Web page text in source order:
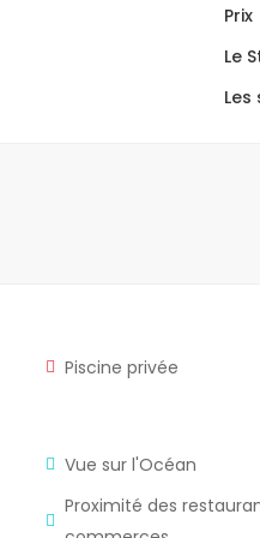
Prix
Le
Piscine privée
Vue sur l'Océan
Proximité des